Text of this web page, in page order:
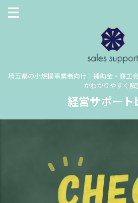
埼玉県の小規模事業者向け｜補助金・商工
がわかりやすく解
経営サポー